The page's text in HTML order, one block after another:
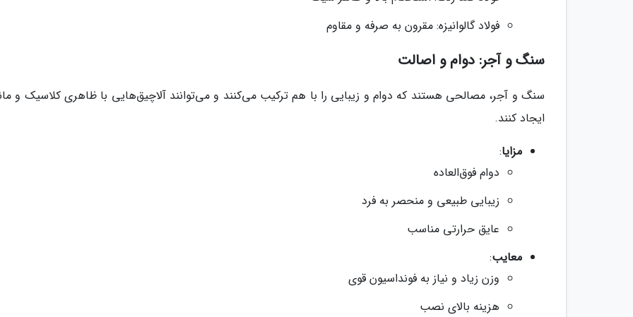
فولاد گالوانیزه: مقرون به صرفه و مقاوم
سنگ و آجر: دوام و اصالت
سنگ و آجر، مصالحی هستند که دوام و زیبایی را با هم ترکیب می‌کنند و می‌توانند آلاچیق‌هایی با ظاهری کلاسیک و
ایجاد کنند.
مزایا:
دوام فوق‌العاده
زیبایی طبیعی و منحصر به فرد
عایق حرارتی مناسب
معایب:
وزن زیاد و نیاز به فونداسیون قوی
هزینه بالای نصب